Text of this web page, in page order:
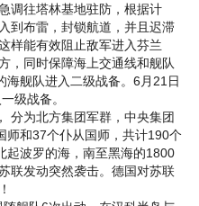
调往塔林基地驻防，根据计
到布雷，封锁航道，并且迟滞
样能有效阻止敌军进入芬兰
，同时保障海上交通线和舰队
海舰队进入二级战备。6月21日
级战备。
为北方集团军群，中央集团
师和37个仆从国师，共计190个
起波罗的海，南至黑海的1800
联发动突然袭击。德国对苏联